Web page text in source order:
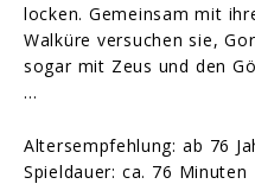
locken. Gemeinsam mit
Walküre versuchen sie,
sogar mit Zeus und den
…
Altersempfehlung: ab 76
Spieldauer: ca. 76 Minuten